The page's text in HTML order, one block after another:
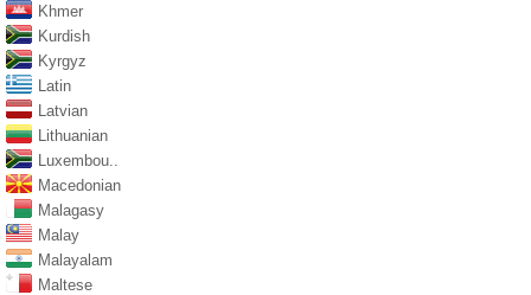
Khmer
Kurdish
Kyrgyz
Latin
Latvian
Lithuanian
Luxembou..
Macedonian
Malagasy
Malay
Malayalam
Maltese